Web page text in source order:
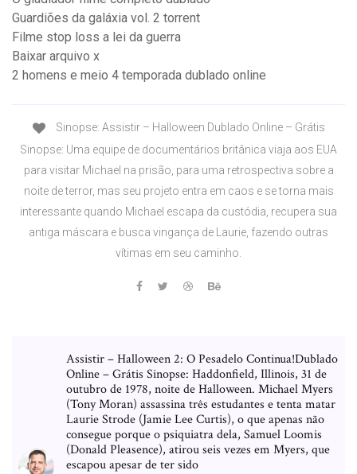
Guardiões da galáxia vol. 2 torrent
Filme stop loss a lei da guerra
Baixar arquivo x
2 homens e meio 4 temporada dublado online
Sinopse: Assistir – Halloween Dublado Online – Grátis
Sinopse: Uma equipe de documentários britânica viaja aos EUA
para visitar Michael na prisão, para uma retrospectiva sobre a
noite de terror, mas seu projeto entra em caos e se torna mais
interessante quando Michael escapa da custódia, recupera sua
antiga máscara e busca vingança de Laurie, fazendo outras
vítimas em seu caminho.
Assistir – Halloween 2: O Pesadelo Continua!Dublado
Online – Grátis Sinopse: Haddonfield, Illinois, 31 de
outubro de 1978, noite de Halloween. Michael Myers
(Tony Moran) assassina três estudantes e tenta matar
Laurie Strode (Jamie Lee Curtis), o que apenas não
consegue porque o psiquiatra dela, Samuel Loomis
(Donald Pleasence), atirou seis vezes em Myers, que
escapou apesar de ter sido